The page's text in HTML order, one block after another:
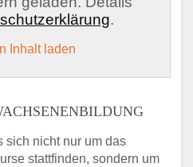
.
Inhalt laden
sich nicht nur um das
stattfinden, sondern um